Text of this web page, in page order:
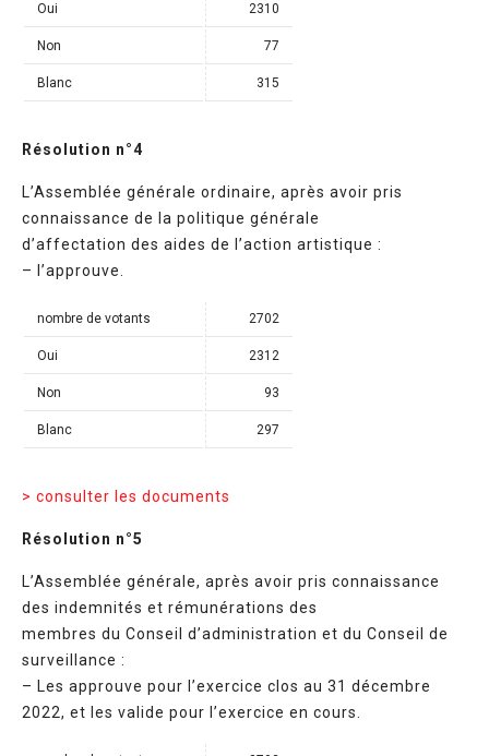
Oui 2310
Non 77
Blanc 315
Résolution n°4
L’Assemblée générale ordinaire, après avoir pris
connaissance de la politique générale
d’affectation des aides de l’action artistique :
– l’approuve.
nombre de votants 2702
Oui 2312
Non 93
Blanc 297
> consulter les documents
Résolution n°5
L’Assemblée générale, après avoir pris connaissance
des indemnités et rémunérations des
membres du Conseil d’administration et du Conseil de
surveillance :
– Les approuve pour l’exercice clos au 31 décembre
2022, et les valide pour l’exercice en cours.